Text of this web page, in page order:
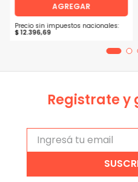
AGREGAR
Precio sin impuestos nacionales:
$12.396,69
Registrate y